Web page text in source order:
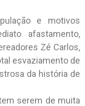
e motivos
afastamento,
Zé Carlos,
esvaziamento de
da história de
serem de muita